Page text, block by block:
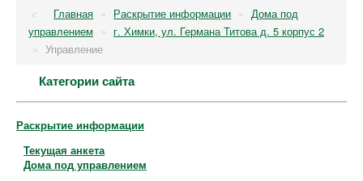
О компании
Новости
Тарифы
Платные услуги
Фотогалерея
Вопрос-Ответ
Главная » Раскрытие информации » Дома под
управлением » г. Химки, ул. Германа Титова д. 5 корпус 2
» Управление
Категории сайта
Раскрытие информации
Текущая анкета
Дома под управлением